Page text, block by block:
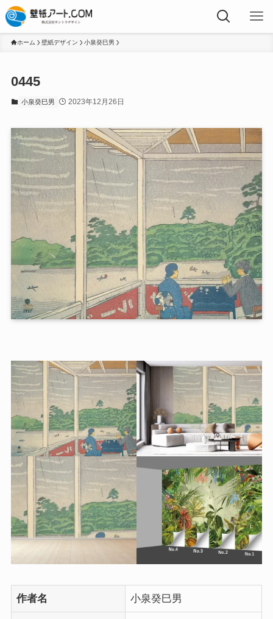
ホーム 壁紙デザイン 小泉癸巳男
0445
小泉癸巳男 2023年12月26日
作者名 小泉癸巳男